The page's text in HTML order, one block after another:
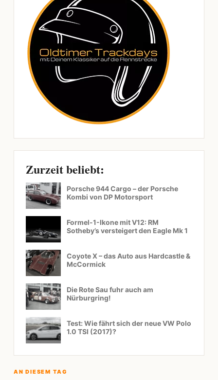
Zurzeit beliebt:
Porsche 944 Cargo – der Porsche
Kombi von DP Motorsport
Formel-1-Ikone mit V12: RM
Sotheby’s versteigert den Eagle Mk 1
Coyote X – das Auto aus Hardcastle &
McCormick
Die Rote Sau fuhr auch am
Nürburgring!
Test: Wie fährt sich der neue VW Polo
1.0 TSI (2017)?
AN DIESEM TAG